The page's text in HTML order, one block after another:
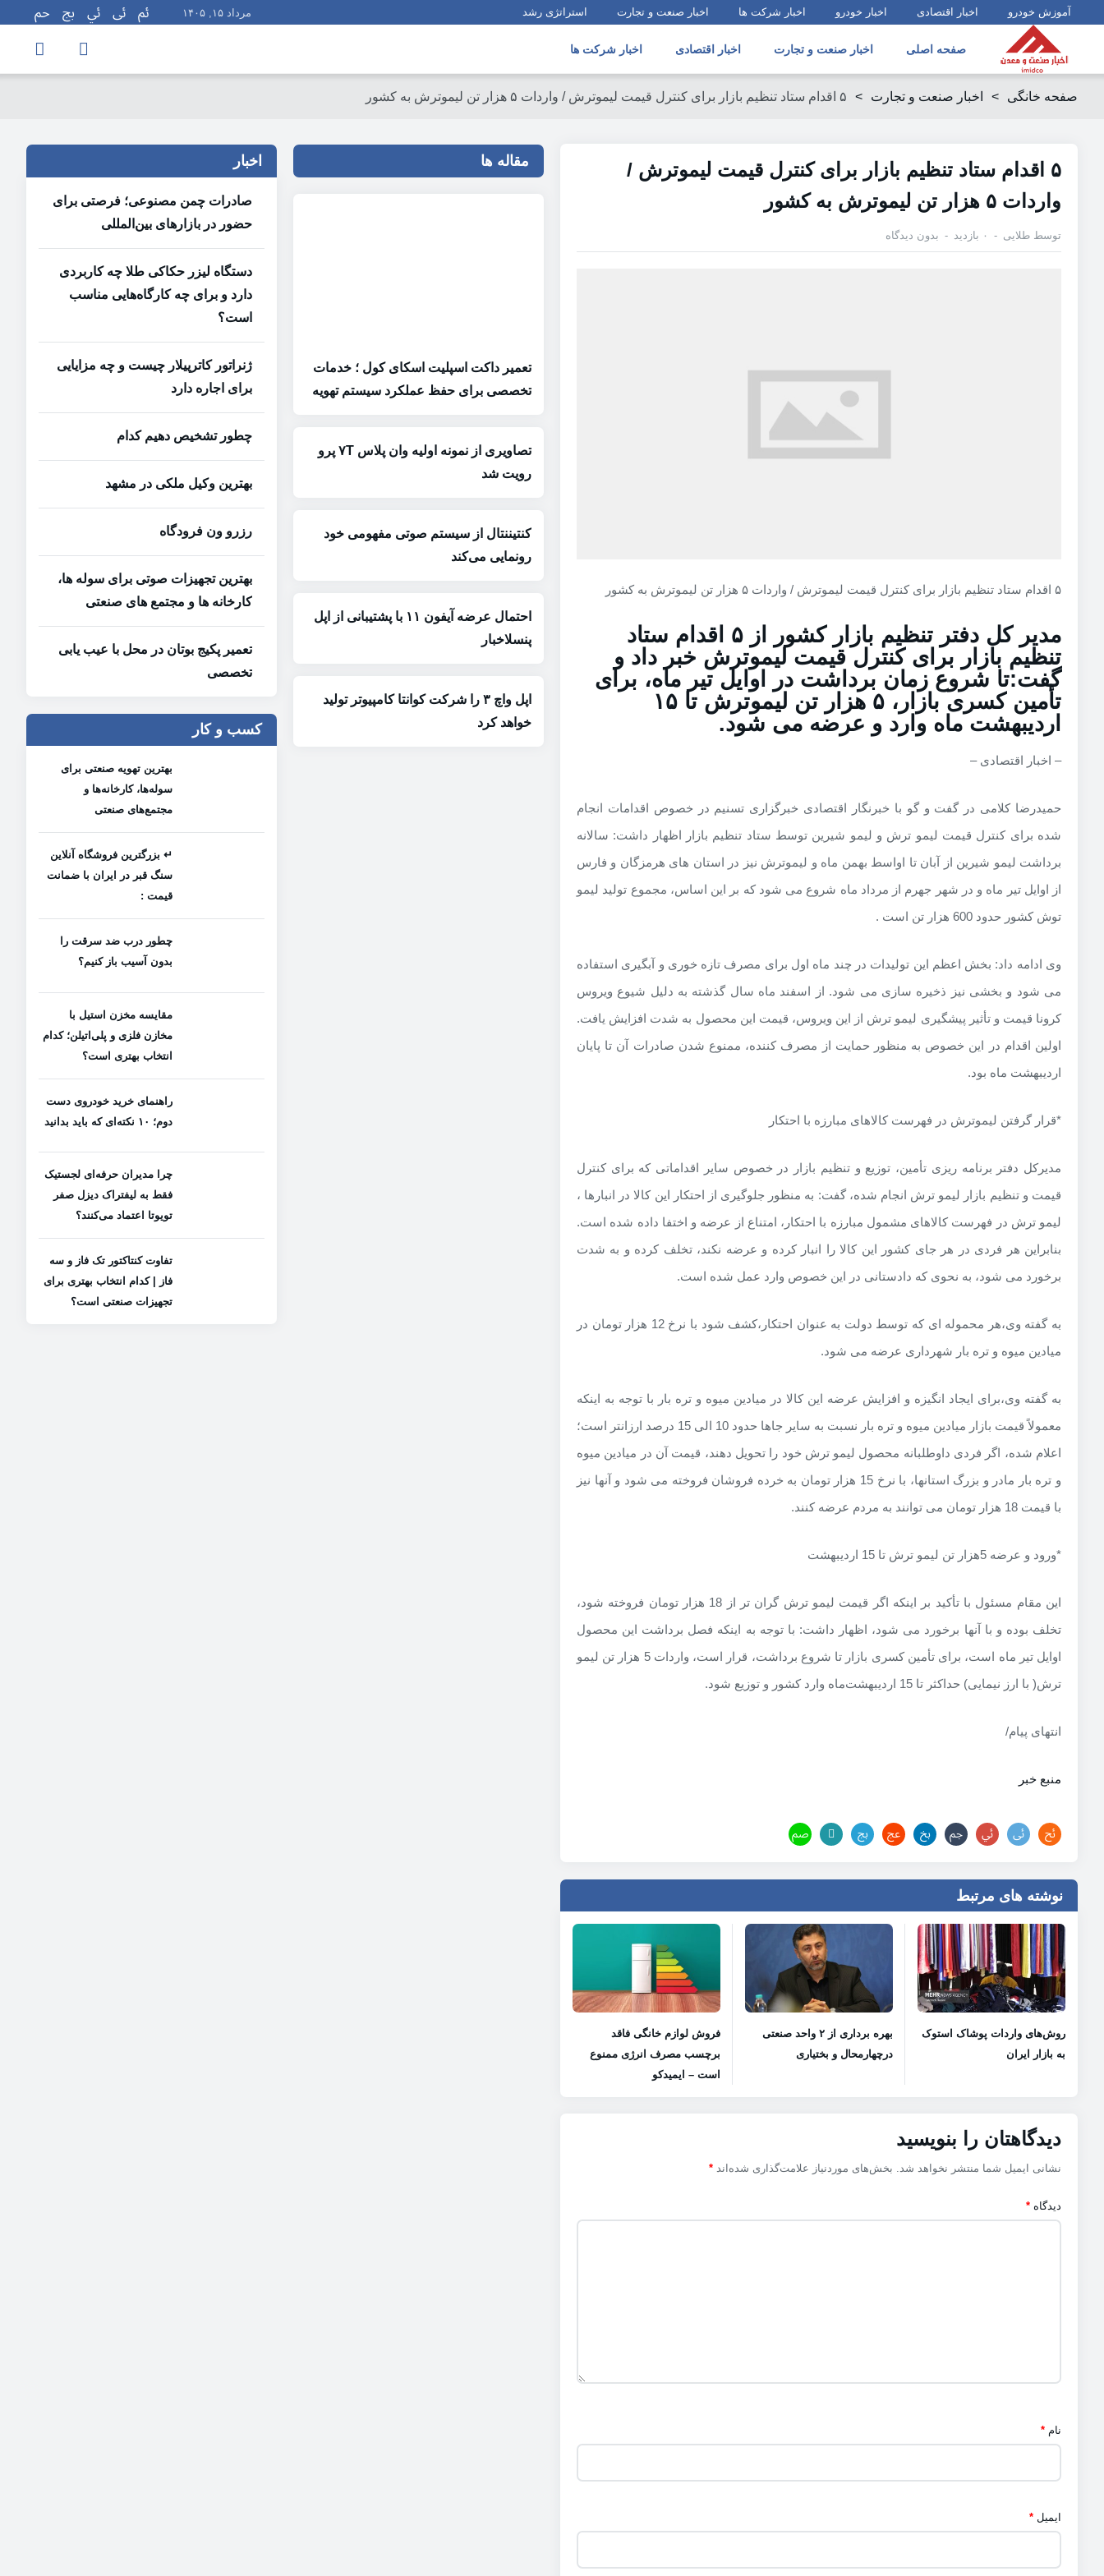
مرداد ۱۵, ۱۴۰۵ آموزش خودرو اخبار اقتصادی اخبار خودرو اخبار شرکت ها اخبار صنعت و تجارت استراتژی رشد
صفحه اصلی اخبار صنعت و تجارت اخبار اقتصادی اخبار شرکت ها
صفحه خانگی > اخبار صنعت و تجارت > ۵ اقدام ستاد تنظیم بازار برای کنترل قیمت لیموترش / واردات ۵ هزار تن لیموترش به کشور
۵ اقدام ستاد تنظیم بازار برای کنترل قیمت لیموترش /
واردات ۵ هزار تن لیموترش به کشور
توسط طلایی ۰ بازدید بدون دیدگاه
۵ اقدام ستاد تنظیم بازار برای کنترل قیمت لیموترش / واردات ۵ هزار تن لیموترش به کشور
مدیر کل دفتر تنظیم بازار کشور از ۵ اقدام ستاد
تنظیم بازار برای کنترل قیمت لیموترش خبر داد و
گفت:تا شروع زمان برداشت در اوایل تیر ماه، برای
تأمین کسری بازار، ۵ هزار تن لیموترش تا ۱۵
اردیبهشت ماه وارد و عرضه می شود.
– اخبار اقتصادی –
حمیدرضا کلامی در گفت و گو با خبرنگار اقتصادی خبرگزاری تسنیم در خصوص اقدامات انجام
شده برای کنترل قیمت لیمو ترش و لیمو شیرین توسط ستاد تنظیم بازار اظهار داشت: سالانه
برداشت لیمو شیرین از آبان تا اواسط بهمن ماه و لیموترش نیز در استان های هرمزگان و فارس
از اوایل تیر ماه و در شهر جهرم از مرداد ماه شروع می شود که بر این اساس، مجموع تولید لیمو
توش کشور حدود 600 هزار تن است .
وی ادامه داد: بخش اعظم این تولیدات در چند ماه اول برای مصرف تازه خوری و آبگیری استفاده
می شود و بخشی نیز ذخیره سازی می شود. از اسفند ماه سال گذشته به دلیل شیوع ویروس
کرونا قیمت و تأثیر پیشگیری لیمو ترش از این ویروس، قیمت این محصول به شدت افزایش یافت.
اولین اقدام در این خصوص به منظور حمایت از مصرف کننده، ممنوع شدن صادرات آن تا پایان
اردیبهشت ماه بود.
*قرار گرفتن لیموترش در فهرست کالاهای مبارزه با احتکار
مدیرکل دفتر برنامه ریزی تأمین، توزیع و تنظیم بازار در خصوص سایر اقداماتی که برای کنترل
قیمت و تنظیم بازار لیمو ترش انجام شده، گفت: به منظور جلوگیری از احتکار این کالا در انبارها ،
لیمو ترش در فهرست کالاهای مشمول مبارزه با احتکار، امتناع از عرضه و اختفا داده شده است.
بنابراین هر فردی در هر جای کشور این کالا را انبار کرده و عرضه نکند، تخلف کرده و به شدت
برخورد می شود، به نحوی که دادستانی در این خصوص وارد عمل شده است.
به گفته وی،هر محموله ای که توسط دولت به عنوان احتکار،کشف شود با نرخ 12 هزار تومان در
میادین میوه و تره بار شهرداری عرضه می شود.
به گفته وی،برای ایجاد انگیزه و افزایش عرضه این کالا در میادین میوه و تره بار با توجه به اینکه
معمولاً قیمت بازار میادین میوه و تره بار نسبت به سایر جاها حدود 10 الی 15 درصد ارزانتر است؛
اعلام شده، اگر فردی داوطلبانه محصول لیمو ترش خود را تحویل دهند، قیمت آن در میادین میوه
و تره بار مادر و بزرگ استانها، با نرخ 15 هزار تومان به خرده فروشان فروخته می شود و آنها نیز
با قیمت 18 هزار تومان می توانند به مردم عرضه کنند.
*ورود و عرضه 5هزار تن لیمو ترش تا 15 اردیبهشت
این مقام مسئول با تأکید بر اینکه اگر قیمت لیمو ترش گران تر از 18 هزار تومان فروخته شود،
تخلف بوده و با آنها برخورد می شود، اظهار داشت: با توجه به اینکه فصل برداشت این محصول
اوایل تیر ماه است، برای تأمین کسری بازار تا شروع برداشت، قرار است، واردات 5 هزار تن لیمو
ترش( با ارز نیمایی) حداکثر تا 15 اردیبهشت‌ماه وارد کشور و توزیع شود.
انتهای پیام/
منبع خبر
نوشته های مرتبط
روش‌های واردات پوشاک استوک
به بازار ایران
بهره برداری از ۲ واحد صنعتی
درچهارمحال و بختیاری
فروش لوازم خانگی فاقد
برچسب مصرف انرژی ممنوع
است – ایمیدکو
دیدگاهتان را بنویسید
نشانی ایمیل شما منتشر نخواهد شد. بخش‌های موردنیاز علامت‌گذاری شده‌اند *
دیدگاه *
نام *
ایمیل *
مقاله ها
تعمیر داکت اسپلیت اسکای کول ؛ خدمات
تخصصی برای حفظ عملکرد سیستم تهویه
تصاویری از نمونه اولیه وان پلاس ۷T پرو
رویت شد
کنتیننتال از سیستم صوتی مفهومی خود
رونمایی می‌کند
احتمال عرضه آیفون ۱۱ با پشتیبانی از اپل
پنسلاخبار
اپل واچ ۳ را شرکت کوانتا کامپیوتر تولید
خواهد کرد
اخبار
صادرات چمن مصنوعی؛ فرصتی برای
حضور در بازارهای بین‌المللی
دستگاه لیزر حکاکی طلا چه کاربردی
دارد و برای چه کارگاه‌هایی مناسب
است؟
ژنراتور کاترپیلار چیست و چه مزایایی
برای اجاره دارد
چطور تشخیص دهیم کدام
بهترین وکیل ملکی در مشهد
رزرو ون فرودگاه
بهترین تجهیزات صوتی برای سوله‌ ها،
کارخانه‌ ها و مجتمع‌ های صنعتی
تعمیر پکیج بوتان در محل با عیب یابی
تخصصی
کسب و کار
بهترین تهویه صنعتی برای
سوله‌ها، کارخانه‌ها و
مجتمع‌های صنعتی
↵ بزرگترین فروشگاه آنلاین
سنگ قبر در ایران با ضمانت
قیمت :
چطور درب ضد سرقت را
بدون آسیب باز کنیم؟
مقایسه مخزن استیل با
مخازن فلزی و پلی‌اتیلن؛ کدام
انتخاب بهتری است؟
راهنمای خرید خودروی دست
دوم؛ ۱۰ نکته‌ای که باید بدانید
چرا مدیران حرفه‌ای لجستیک
فقط به لیفتراک دیزل صفر
تویوتا اعتماد می‌کنند؟
تفاوت کنتاکتور تک فاز و سه
فاز | کدام انتخاب بهتری برای
تجهیزات صنعتی است؟